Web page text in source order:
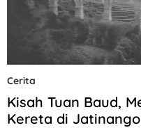
Cerita
Kisah Tuan Baud,
Kereta di